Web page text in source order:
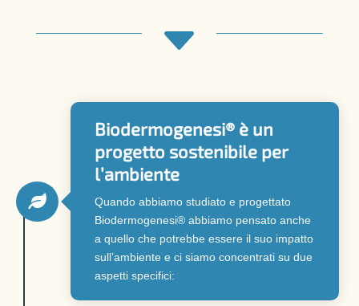
C

Biodermogenesi® è un
progetto sostenibile per
l’ambiente
Quando abbiamo studiato e progettato
Biodermogenesi® abbiamo pensato anche
a quello che potrebbe essere il suo impatto
sull’ambiente e ci siamo concentrati su due
aspetti specifici: